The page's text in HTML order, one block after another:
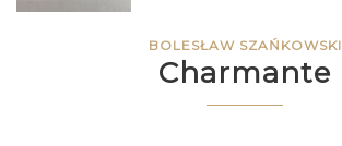
BOLESŁAW SZAŃKOWSKI
Charmante